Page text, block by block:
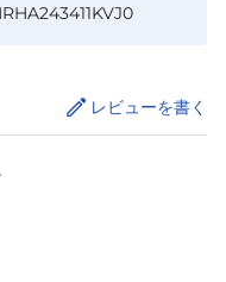
レビューを書く